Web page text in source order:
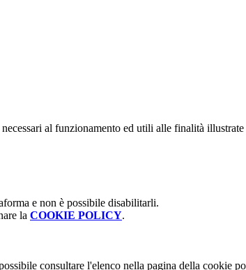
al funzionamento ed utili alle finalità illustrate
e non è possibile disabilitarli.
la COOKIE POLICY.
consultare l'elenco nella pagina della cookie